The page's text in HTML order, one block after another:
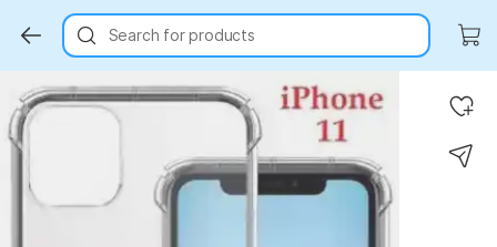
Search for products